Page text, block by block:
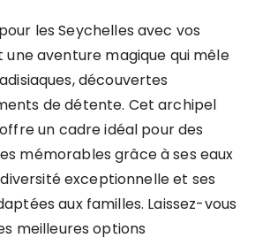
les Seychelles avec vos
une aventure magique qui mêle
découvertes
de détente. Cet archipel
un cadre idéal pour des
mémorables grâce à ses eaux
exceptionnelle et ses
aux familles. Laissez-vous
meilleures options